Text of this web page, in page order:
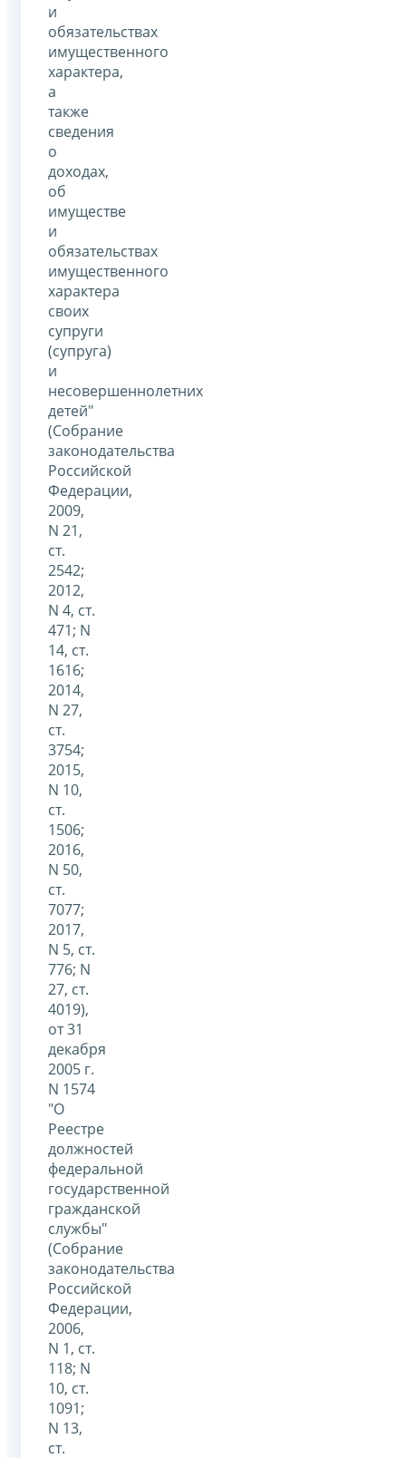
и
обязательствах
имущественного
характера,
а
также
сведения
о
доходах,
об
имуществе
и
обязательствах
имущественного
характера
своих
супруги
(супруга)
и
несовершеннолетних
детей"
(Собрание
законодательства
Российской
Федерации,
2009,
N 21,
ст.
2542;
2012,
N 4, ст.
471; N
14, ст.
1616;
2014,
N 27,
ст.
3754;
2015,
N 10,
ст.
1506;
2016,
N 50,
ст.
7077;
2017,
N 5, ст.
776; N
27, ст.
4019),
от 31
декабря
2005 г.
N 1574
"О
Реестре
должностей
федеральной
государственной
гражданской
службы"
(Собрание
законодательства
Российской
Федерации,
2006,
N 1, ст.
118; N
10, ст.
1091;
N 13,
ст.